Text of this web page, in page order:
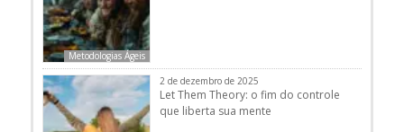
Metodologias Ágeis
2 de dezembro de 2025
Let Them Theory: o fim do controle
que liberta sua mente